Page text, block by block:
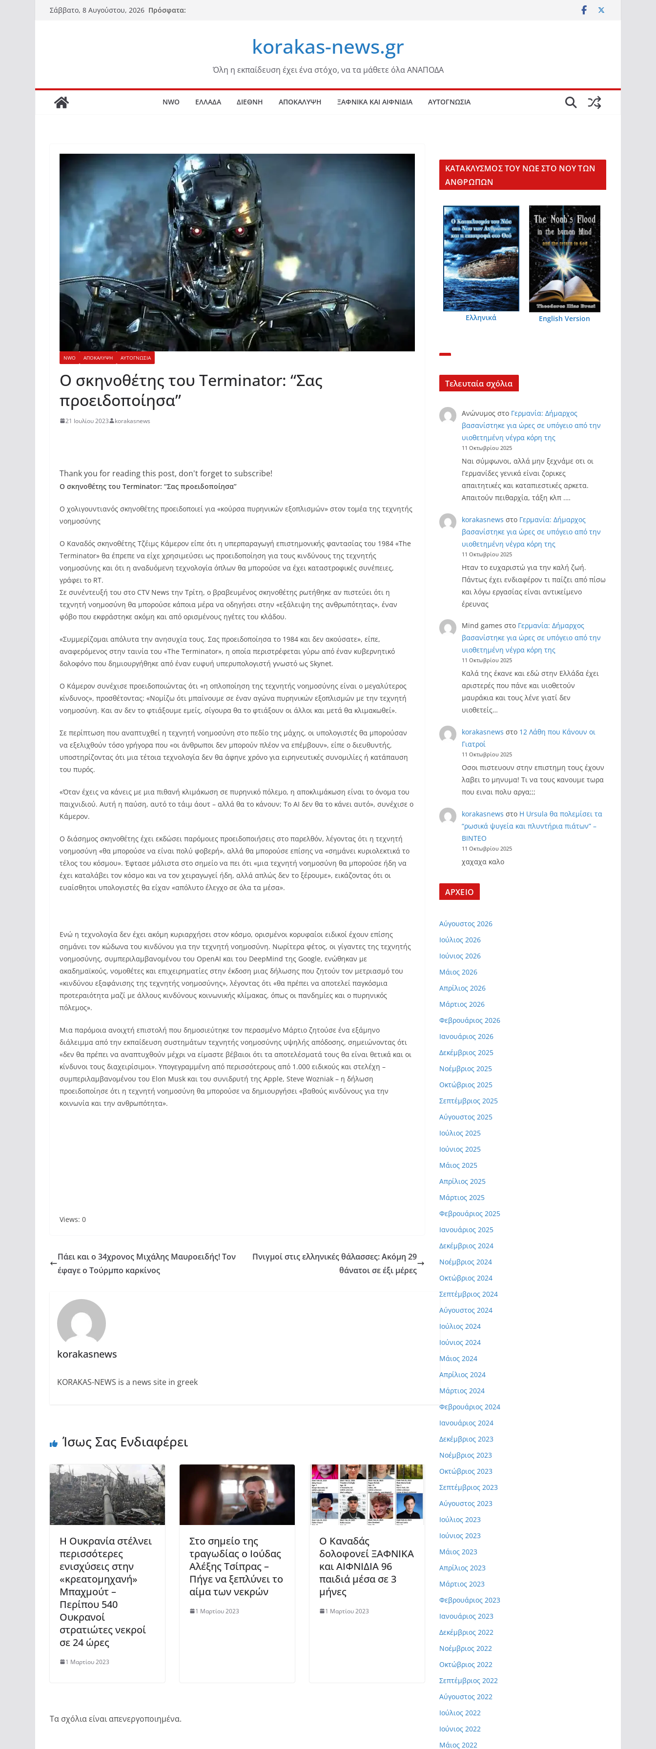
Μετάβαση
Σάββατο, 8 Αυγούστου, 2026 Πρόσφατα:
korakas-news.gr
Όλη η εκπαίδευση έχει ένα στόχο, να τα μάθετε όλα ΑΝΑΠΟΔΑ
NWO ΕΛΛΑΔΑ ΔΙΕΘΝΗ ΑΠΟΚΑΛΥΨΗ ΞΑΦΝΙΚΑ ΚΑΙ ΑΙΦΝΙΔΙΑ ΑΥΤΟΓΝΩΣΙΑ
NWO ΑΠΟΚΑΛΥΨΗ ΑΥΤΟΓΝΩΣΙΑ
Ο σκηνοθέτης του Terminator: “Σας
προειδοποίησα”
21 Ιουλίου 2023 korakasnews
Thank you for reading this post, don't forget to subscribe!
Ο σκηνοθέτης του Terminator: “Σας προειδοποίησα”
Ο χολιγουντιανός σκηνοθέτης προειδοποιεί για «κούρσα πυρηνικών εξοπλισμών» στον τομέα της τεχνητής
νοημοσύνης
Ο Καναδός σκηνοθέτης Τζέιμς Κάμερον είπε ότι η υπερπαραγωγή επιστημονικής φαντασίας του 1984 «The
Terminator» θα έπρεπε να είχε χρησιμεύσει ως προειδοποίηση για τους κινδύνους της τεχνητής
νοημοσύνης και ότι η αναδυόμενη τεχνολογία όπλων θα μπορούσε να έχει καταστροφικές συνέπειες,
γράφει το RT.
Σε συνέντευξή του στο CTV News την Τρίτη, ο βραβευμένος σκηνοθέτης ρωτήθηκε αν πιστεύει ότι η
τεχνητή νοημοσύνη θα μπορούσε κάποια μέρα να οδηγήσει στην «εξάλειψη της ανθρωπότητας», έναν
φόβο που εκφράστηκε ακόμη και από ορισμένους ηγέτες του κλάδου.
«Συμμερίζομαι απόλυτα την ανησυχία τους. Σας προειδοποίησα το 1984 και δεν ακούσατε», είπε,
αναφερόμενος στην ταινία του «The Terminator», η οποία περιστρέφεται γύρω από έναν κυβερνητικό
δολοφόνο που δημιουργήθηκε από έναν ευφυή υπερυπολογιστή γνωστό ως Skynet.
Ο Κάμερον συνέχισε προειδοποιώντας ότι «η οπλοποίηση της τεχνητής νοημοσύνης είναι ο μεγαλύτερος
κίνδυνος», προσθέτοντας: «Νομίζω ότι μπαίνουμε σε έναν αγώνα πυρηνικών εξοπλισμών με την τεχνητή
νοημοσύνη. Και αν δεν το φτιάξουμε εμείς, σίγουρα θα το φτιάξουν οι άλλοι και μετά θα κλιμακωθεί».
Σε περίπτωση που αναπτυχθεί η τεχνητή νοημοσύνη στο πεδίο της μάχης, οι υπολογιστές θα μπορούσαν
να εξελιχθούν τόσο γρήγορα που «οι άνθρωποι δεν μπορούν πλέον να επέμβουν», είπε ο διευθυντής,
υποστηρίζοντας ότι μια τέτοια τεχνολογία δεν θα άφηνε χρόνο για ειρηνευτικές συνομιλίες ή κατάπαυση
του πυρός.
«Όταν έχεις να κάνεις με μια πιθανή κλιμάκωση σε πυρηνικό πόλεμο, η αποκλιμάκωση είναι το όνομα του
παιχνιδιού. Αυτή η παύση, αυτό το τάιμ άουτ – αλλά θα το κάνουν; Το AI δεν θα το κάνει αυτό», συνέχισε ο
Κάμερον.
Ο διάσημος σκηνοθέτης έχει εκδώσει παρόμοιες προειδοποιήσεις στο παρελθόν, λέγοντας ότι η τεχνητή
νοημοσύνη «θα μπορούσε να είναι πολύ φοβερή», αλλά θα μπορούσε επίσης να «σημάνει κυριολεκτικά το
τέλος του κόσμου». Έφτασε μάλιστα στο σημείο να πει ότι «μια τεχνητή νοημοσύνη θα μπορούσε ήδη να
έχει καταλάβει τον κόσμο και να τον χειραγωγεί ήδη, αλλά απλώς δεν το ξέρουμε», εικάζοντας ότι οι
ευαίσθητοι υπολογιστές θα είχαν «απόλυτο έλεγχο σε όλα τα μέσα».
Ενώ η τεχνολογία δεν έχει ακόμη κυριαρχήσει στον κόσμο, ορισμένοι κορυφαίοι ειδικοί έχουν επίσης
σημάνει τον κώδωνα του κινδύνου για την τεχνητή νοημοσύνη. Νωρίτερα φέτος, οι γίγαντες της τεχνητής
νοημοσύνης, συμπεριλαμβανομένου του OpenAI και του DeepMind της Google, ενώθηκαν με
ακαδημαϊκούς, νομοθέτες και επιχειρηματίες στην έκδοση μιας δήλωσης που ζητούν τον μετριασμό του
«κινδύνου εξαφάνισης της τεχνητής νοημοσύνης», λέγοντας ότι «θα πρέπει να αποτελεί παγκόσμια
προτεραιότητα μαζί με άλλους κινδύνους κοινωνικής κλίμακας, όπως οι πανδημίες και ο πυρηνικός
πόλεμος».
Μια παρόμοια ανοιχτή επιστολή που δημοσιεύτηκε τον περασμένο Μάρτιο ζητούσε ένα εξάμηνο
διάλειμμα από την εκπαίδευση συστημάτων τεχνητής νοημοσύνης υψηλής απόδοσης, σημειώνοντας ότι
«δεν θα πρέπει να αναπτυχθούν μέχρι να είμαστε βέβαιοι ότι τα αποτελέσματά τους θα είναι θετικά και οι
κίνδυνοι τους διαχειρίσιμοι». Υπογεγραμμένη από περισσότερους από 1.000 ειδικούς και στελέχη –
συμπεριλαμβανομένου του Elon Musk και του συνιδρυτή της Apple, Steve Wozniak – η δήλωση
προειδοποίησε ότι η τεχνητή νοημοσύνη θα μπορούσε να δημιουργήσει «βαθούς κινδύνους για την
κοινωνία και την ανθρωπότητα».
Views: 0
Πάει και ο 34χρονος Μιχάλης Μαυροειδής! Τον
έφαγε ο Τούρμπο καρκίνος
Πνιγμοί στις ελληνικές θάλασσες: Ακόμη 29
θάνατοι σε έξι μέρες
korakasnews
KORAKAS-NEWS is a news site in greek
Ίσως Σας Ενδιαφέρει
Η Ουκρανία στέλνει
περισσότερες
ενισχύσεις στην
«κρεατομηχανή»
Μπαχμούτ –
Περίπου 540
Ουκρανοί
στρατιώτες νεκροί
σε 24 ώρες
1 Μαρτίου 2023
Στο σημείο της
τραγωδίας ο Ιούδας
Αλέξης Τσίπρας –
Πήγε να ξεπλύνει το
αίμα των νεκρών
1 Μαρτίου 2023
Ο Καναδάς
δολοφονεί ΞΑΦΝΙΚΑ
και ΑΙΦΝΙΔΙΑ 96
παιδιά μέσα σε 3
μήνες
1 Μαρτίου 2023
Τα σχόλια είναι απενεργοποιημένα.
KΑΤΑΚΛΥΣΜΟΣ ΤΟΥ ΝΩΕ ΣΤΟ ΝΟΥ ΤΩΝ
ΑΝΘΡΩΠΩΝ
Ελληνικά English Version
Τελευταία σχόλια
Ανώνυμοςστο Γερμανία: Δήμαρχος
βασανίστηκε για ώρες σε υπόγειο από την
υιοθετημένη νέγρα κόρη της
11 Οκτωβρίου 2025
Ναι σύμφωνοι, αλλά μην ξεχνάμε οτι οι
Γερμανίδες γενικά είναι ζορικες
απαιτητικές και καταπιεστικές αρκετα.
Απαιτούν πειθαρχία, τάξη κλπ .…
korakasnews στο Γερμανία: Δήμαρχος
βασανίστηκε για ώρες σε υπόγειο από την
υιοθετημένη νέγρα κόρη της
11 Οκτωβρίου 2025
Ηταν το ευχαριστώ για την καλή ζωή.
Πάντως έχει ενδιαφέρον τι παίζει από πίσω
και λόγω εργασίας είναι αντικείμενο
έρευνας
Mind games στο Γερμανία: Δήμαρχος
βασανίστηκε για ώρες σε υπόγειο από την
υιοθετημένη νέγρα κόρη της
11 Οκτωβρίου 2025
Καλά της έκανε και εδώ στην Ελλάδα έχει
αριστερές που πάνε και υιοθετούν
μαυράκια και τους λένε γιατί δεν
υιοθετείς…
korakasnews στο 12 Λάθη που Κάνουν οι
Γιατροί
11 Οκτωβρίου 2025
Οσοι πιστευουν στην επιστημη τους έχουν
λαβει το μηνυμα! Τι να τους κανουμε τωρα
που ειναι πολυ αργα;;;
korakasnews στο Η Ursula θα πολεμίσει τα
“ρωσικά ψυγεία και πλυντήρια πιάτων” –
ΒΙΝΤΕΟ
11 Οκτωβρίου 2025
χαχαχα καλο
ΑΡΧΕΙΟ
Αύγουστος 2026
Ιούλιος 2026
Ιούνιος 2026
Μάιος 2026
Απρίλιος 2026
Μάρτιος 2026
Φεβρουάριος 2026
Ιανουάριος 2026
Δεκέμβριος 2025
Νοέμβριος 2025
Οκτώβριος 2025
Σεπτέμβριος 2025
Αύγουστος 2025
Ιούλιος 2025
Ιούνιος 2025
Μάιος 2025
Απρίλιος 2025
Μάρτιος 2025
Φεβρουάριος 2025
Ιανουάριος 2025
Δεκέμβριος 2024
Νοέμβριος 2024
Οκτώβριος 2024
Σεπτέμβριος 2024
Αύγουστος 2024
Ιούλιος 2024
Ιούνιος 2024
Μάιος 2024
Απρίλιος 2024
Μάρτιος 2024
Φεβρουάριος 2024
Ιανουάριος 2024
Δεκέμβριος 2023
Νοέμβριος 2023
Οκτώβριος 2023
Σεπτέμβριος 2023
Αύγουστος 2023
Ιούλιος 2023
Ιούνιος 2023
Μάιος 2023
Απρίλιος 2023
Μάρτιος 2023
Φεβρουάριος 2023
Ιανουάριος 2023
Δεκέμβριος 2022
Νοέμβριος 2022
Οκτώβριος 2022
Σεπτέμβριος 2022
Αύγουστος 2022
Ιούλιος 2022
Ιούνιος 2022
Μάιος 2022